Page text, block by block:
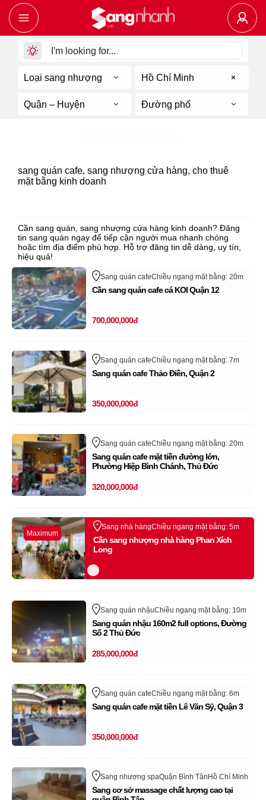
Loại sang nhượng Hồ Chí Minh
Quận – Huyện Đường phố
sang quán cafe, sang nhượng cửa hàng, cho thuê
mặt bằng kinh doanh
Cần sang quán, sang nhượng cửa hàng kinh doanh? Đăng
tin sang quán ngay để tiếp cận người mua nhanh chóng
hoặc tìm địa điểm phù hợp. Hỗ trợ đăng tin dễ dàng, uy tín,
hiệu quả!
Sang quán cafeChiều ngang mặt bằng: 20m
Trần Thị Năm
Quận 12 Hồ Chí Minh
Cửa hàng, quán đã sang nhượng thành công
Cần sang quán cafe cá KOI Quận 12
700,000,000đ
Sang quán cafeChiều ngang mặt bằng: 7m
Thảo Điền Quận 2 - TP Thủ ĐứcHồ Chí Minh
Cửa hàng, quán đã sang nhượng thành công
Sang quán cafe Thảo Điền, Quận 2
350,000,000đ
Sang quán cafeChiều ngang mặt bằng: 20m
Quận Thủ Đức - TP Thủ Đức Hồ Chí Minh
Cửa hàng, quán đã sang nhượng thành công
trên sangnhanh.vn (Vui lòng bỏ qua tin rao này)
Sang quán cafe mặt tiền đường lớn,
Phường Hiệp Bình Chánh, Thủ Đức
320,000,000đ
Maximum
Sang nhà hàngChiều ngang mặt bằng: 5m
Phan Xích Long
Quận Phú NhuậnHồ Chí Minh
Cần sang nhượng nhà hàng Phan Xích
Long
Sang quán nhậuChiều ngang mặt bằng: 10m
Quận Thủ Đức - TP Thủ Đức Hồ Chí Minh
Sang quán nhậu 160m2 full options, Đường
Số 2 Thủ Đức
285,000,000đ
Sang quán cafeChiều ngang mặt bằng: 6m
Lê Văn Sỹ Quận 3 Hồ Chí Minh
Cửa hàng, quán đã sang nhượng thành công
Sang quán cafe mặt tiền Lê Văn Sỹ, Quận 3
350,000,000đ
Sang nhượng spaQuận Bình TânHồ Chí Minh
Sang cơ sở massage chất lượng cao tại